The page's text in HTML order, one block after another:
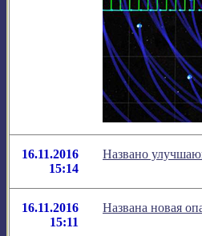
16.11.2016
15:14
Названо
16.11.2016
15:11
Названа новая